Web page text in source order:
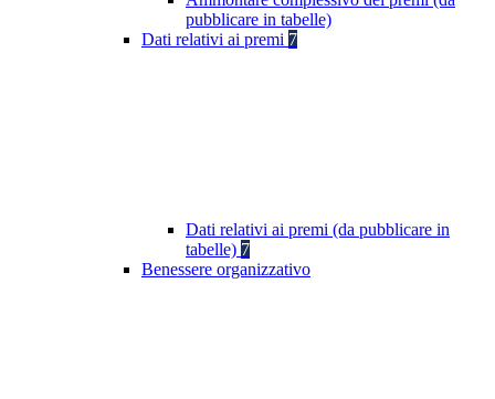
pubblicare in tabelle)
Dati relativi ai premi 7
Dati relativi ai premi (da pubblicare in
tabelle) 7
Benessere organizzativo